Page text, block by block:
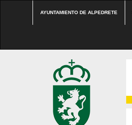
AYUNTAMIENTO DE ALPEDRETE